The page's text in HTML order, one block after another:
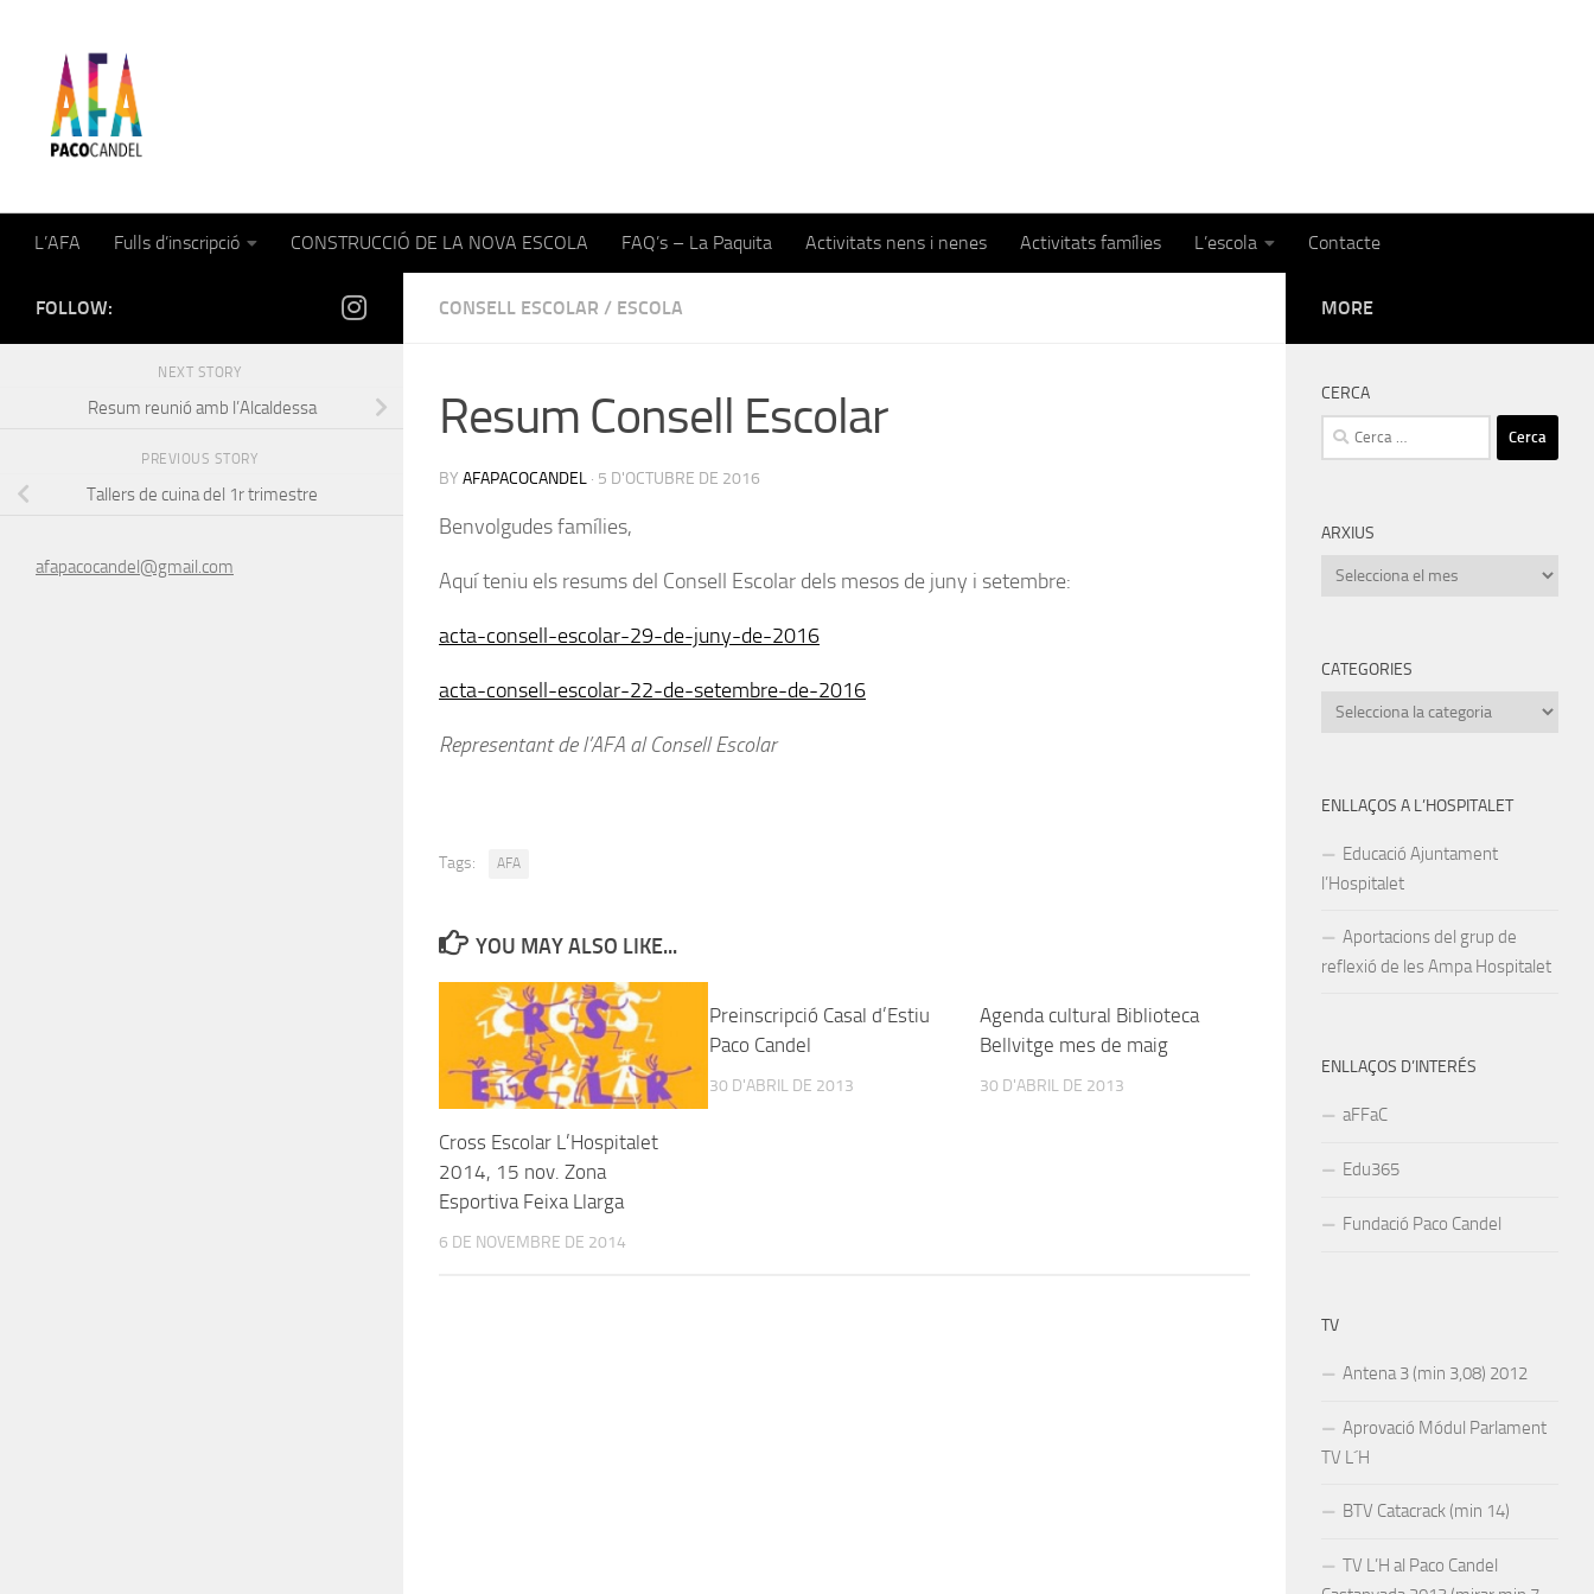
L’AFA Fulls d’inscripció CONSTRUCCIÓ DE LA NOVA ESCOLA FAQ’s – La Paquita Activitats nens i nenes Activitats famílies L’escola Contacte
CONSELL ESCOLAR / ESCOLA
Resum Consell Escolar
BY AFAPACOCANDEL · 5 D'OCTUBRE DE 2016
Benvolgudes famílies,
Aquí teniu els resums del Consell Escolar dels mesos de juny i setembre:
acta-consell-escolar-29-de-juny-de-2016
acta-consell-escolar-22-de-setembre-de-2016
Representant de l’AFA al Consell Escolar
Tags: AFA
YOU MAY ALSO LIKE...
Cross Escolar L’Hospitalet
2014, 15 nov. Zona
Esportiva Feixa Llarga
6 DE NOVEMBRE DE 2014
Preinscripció Casal d’Estiu
Paco Candel
30 D'ABRIL DE 2013
Agenda cultural Biblioteca
Bellvitge mes de maig
30 D'ABRIL DE 2013
FOLLOW:
NEXT STORY
Resum reunió amb l’Alcaldessa
PREVIOUS STORY
Tallers de cuina del 1r trimestre
afapacocandel@gmail.com
MORE
CERCA
Cerca:
ARXIUS
Arxius
CATEGORIES
Categories
ENLLAÇOS A L’HOSPITALET
Educació Ajuntament
l’Hospitalet
Aportacions del grup de
reflexió de les Ampa Hospitalet
ENLLAÇOS D’INTERÉS
aFFaC
Edu365
Fundació Paco Candel
TV
Antena 3 (min 3,08) 2012
Aprovació Módul Parlament
TV L´H
BTV Catacrack (min 14)
TV L’H al Paco Candel